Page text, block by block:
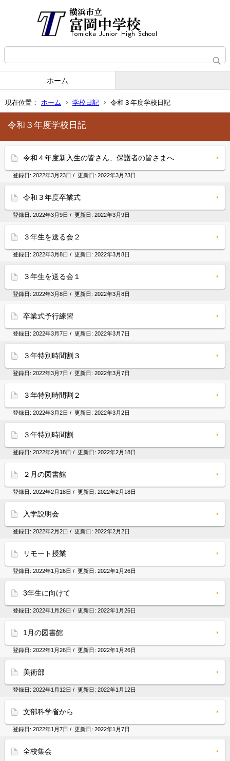
ホーム
現在位置： ホーム 学校日記 令和３年度学校日記
令和３年度学校日記
令和４年度新入生の皆さん、保護者の皆さまへ
登録日: 2022年3月23日 / 更新日: 2022年3月23日
令和３年度卒業式
登録日: 2022年3月9日 / 更新日: 2022年3月9日
３年生を送る会２
登録日: 2022年3月8日 / 更新日: 2022年3月8日
３年生を送る会１
登録日: 2022年3月8日 / 更新日: 2022年3月8日
卒業式予行練習
登録日: 2022年3月7日 / 更新日: 2022年3月7日
３年特別時間割３
登録日: 2022年3月7日 / 更新日: 2022年3月7日
３年特別時間割２
登録日: 2022年3月2日 / 更新日: 2022年3月2日
３年特別時間割
登録日: 2022年2月18日 / 更新日: 2022年2月18日
２月の図書館
登録日: 2022年2月18日 / 更新日: 2022年2月18日
入学説明会
登録日: 2022年2月2日 / 更新日: 2022年2月2日
リモート授業
登録日: 2022年1月26日 / 更新日: 2022年1月26日
3年生に向けて
登録日: 2022年1月26日 / 更新日: 2022年1月26日
1月の図書館
登録日: 2022年1月26日 / 更新日: 2022年1月26日
美術部
登録日: 2022年1月12日 / 更新日: 2022年1月12日
文部科学省から
登録日: 2022年1月7日 / 更新日: 2022年1月7日
全校集会